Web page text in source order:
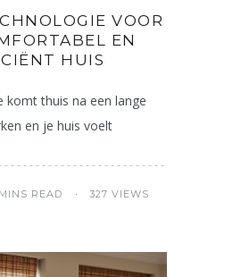
VOOR
EN
HUIS
komt thuis na een lange
en je huis voelt
READ 327 VIEWS